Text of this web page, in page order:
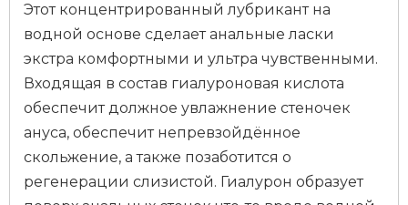
Этот концентрированный лубрикант на
водной основе сделает анальные ласки
экстра комфортными и ультра чувственными.
Входящая в состав гиалуроновая кислота
обеспечит должное увлажнение стеночек
ануса, обеспечит непревзойдённое
скольжение, а также позаботится о
регенерации слизистой. Гиалурон образует